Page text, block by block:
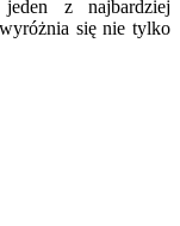
z najbardziej
się nie tylko